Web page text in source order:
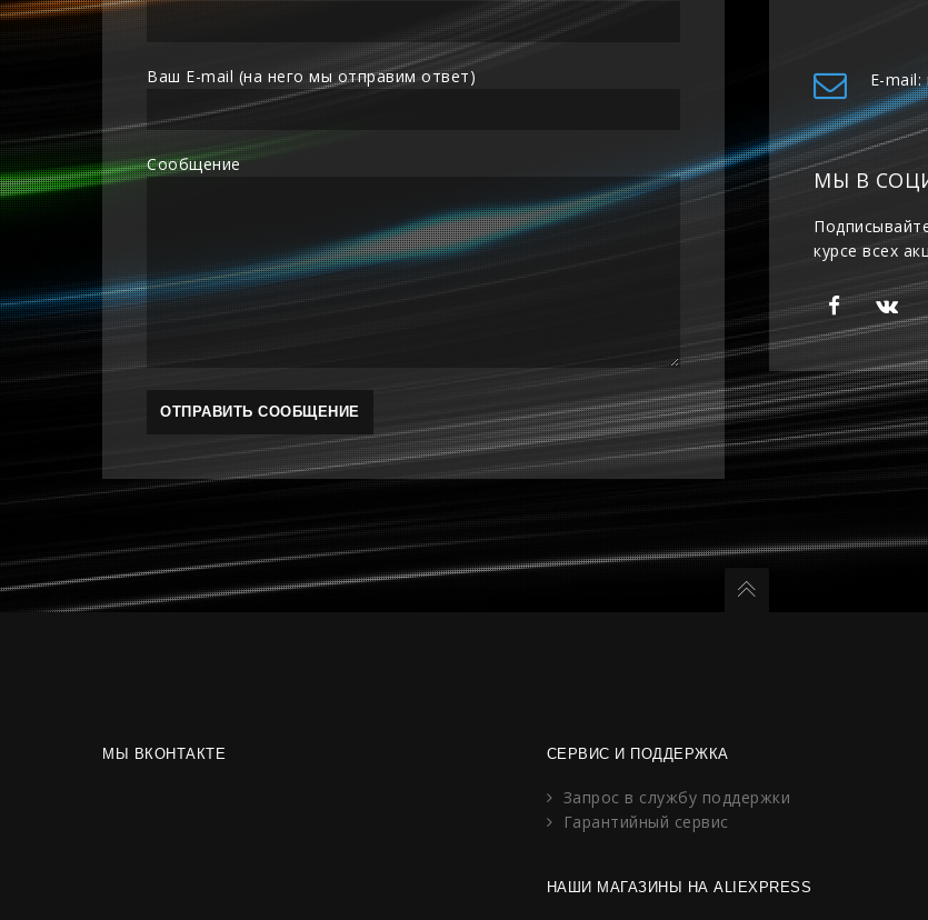
Ваш E-mail (на него мы отправим ответ)
Сообщение
E-
МЫ В
курсе всех
МЫ ВКОНТАКТЕ СЕРВИС И ПОДДЕРЖКА
Запрос в службу поддержки
Гарантийный сервис
НАШИ МАГАЗИНЫ НА ALIEXPRESS